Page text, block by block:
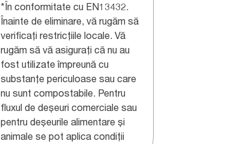
*În conformitate cu EN13432.
Înainte de eliminare, vă rugăm să
verificați restricțiile locale. Vă
rugăm să vă asigurați că nu au
fost utilizate împreună cu
substanțe periculoase sau care
nu sunt compostabile. Pentru
fluxul de deșeuri comerciale sau
pentru deșeurile alimentare și
animale se pot aplica condiții